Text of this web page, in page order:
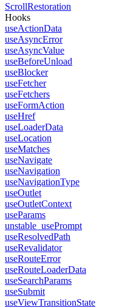
ScrollRestoration
Hooks
useActionData
useAsyncError
useAsyncValue
useBeforeUnload
useBlocker
useFetcher
useFetchers
useFormAction
useHref
useLoaderData
useLocation
useMatches
useNavigate
useNavigation
useNavigationType
useOutlet
useOutletContext
useParams
unstable_usePrompt
useResolvedPath
useRevalidator
useRouteError
useRouteLoaderData
useSearchParams
useSubmit
useViewTransitionState